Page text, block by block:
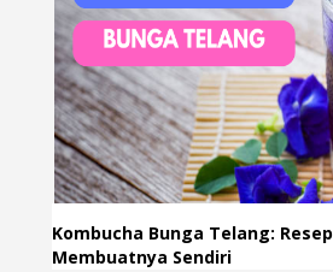
Kombucha Bunga Telang: Resep
Membuatnya Sendiri